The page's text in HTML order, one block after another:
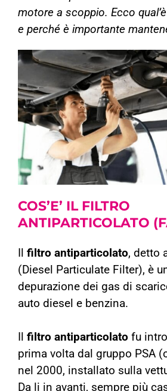
motore a scoppio. Ecco
e perché è importante
COS’E’ IL FILTRO
ANTIPARTICOLATO
filtro antiparticolato, detto
(Diesel Particulate Filter), è
depurazione dei gas di
auto diesel e benzina.
filtro antiparticolato fu
prima volta dal gruppo PSA
nel 2000, installato sulla
Da li in avanti, sempre più